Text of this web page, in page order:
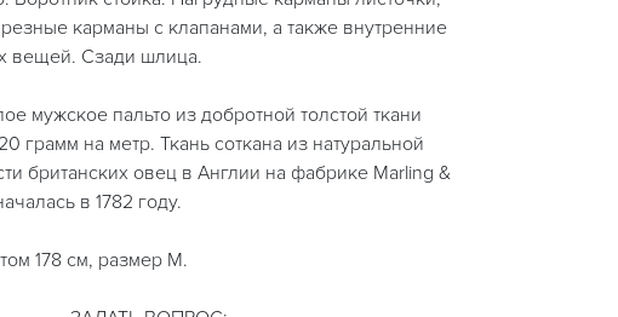
карманы с клапанами, а также внутренние
вещей. Сзади шлица.
мужское пальто из добротной толстой ткани
грамм на метр. Ткань соткана из натуральной
британских овец в Англии на фабрике Marling &
в 1782 году.
178 см, размер M.